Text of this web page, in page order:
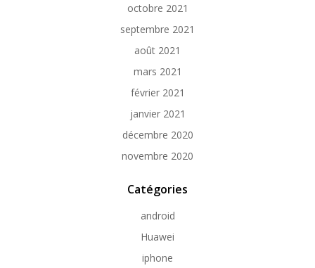
octobre 2021
septembre 2021
août 2021
mars 2021
février 2021
janvier 2021
décembre 2020
novembre 2020
Catégories
android
Huawei
iphone